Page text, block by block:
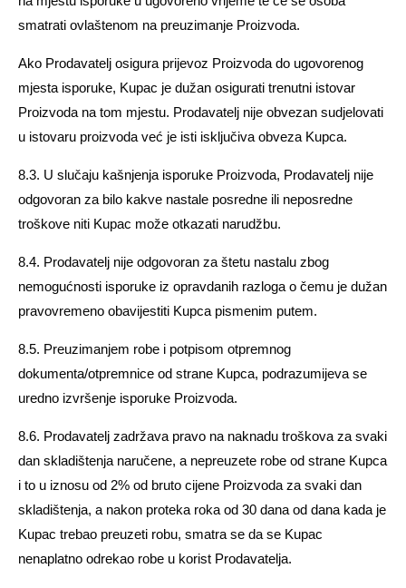
smatrati ovlaštenom na preuzimanje Proizvoda.
Ako Prodavatelj osigura prijevoz Proizvoda do ugovorenog
mjesta isporuke, Kupac je dužan osigurati trenutni istovar
Proizvoda na tom mjestu. Prodavatelj nije obvezan sudjelovati
u istovaru proizvoda već je isti isključiva obveza Kupca.
8.3. U slučaju kašnjenja isporuke Proizvoda, Prodavatelj nije
odgovoran za bilo kakve nastale posredne ili neposredne
troškove niti Kupac može otkazati narudžbu.
8.4. Prodavatelj nije odgovoran za štetu nastalu zbog
nemogućnosti isporuke iz opravdanih razloga o čemu je dužan
pravovremeno obavijestiti Kupca pismenim putem.
8.5. Preuzimanjem robe i potpisom otpremnog
dokumenta/otpremnice od strane Kupca, podrazumijeva se
uredno izvršenje isporuke Proizvoda.
8.6. Prodavatelj zadržava pravo na naknadu troškova za svaki
dan skladištenja naručene, a nepreuzete robe od strane Kupca
i to u iznosu od 2% od bruto cijene Proizvoda za svaki dan
skladištenja, a nakon proteka roka od 30 dana od dana kada je
Kupac trebao preuzeti robu, smatra se da se Kupac
nenaplatno odrekao robe u korist Prodavatelja.